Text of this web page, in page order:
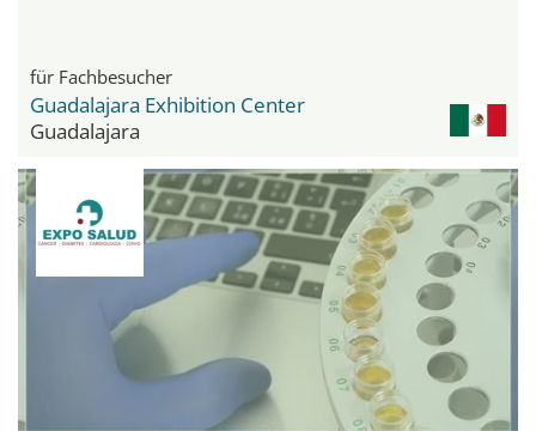
für Fachbesucher
Guadalajara Exhibition Center
Guadalajara